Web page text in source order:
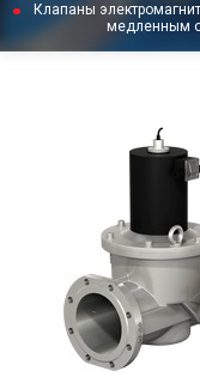
Клапаны
медленным